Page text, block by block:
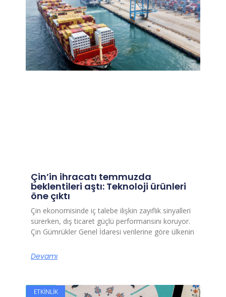
Çin’in ihracatı temmuzda
beklentileri aştı: Teknoloji ürünleri
öne çıktı
Çin ekonomisinde iç talebe ilişkin zayıflık sinyalleri
sürerken, dış ticaret güçlü performansını koruyor.
Çin Gümrükler Genel İdaresi verilerine göre ülkenin
Devamı
ETKINLIK